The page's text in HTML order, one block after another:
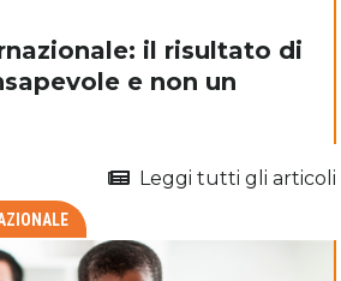
il risultato di
e non un
Leggi tutti gli articoli